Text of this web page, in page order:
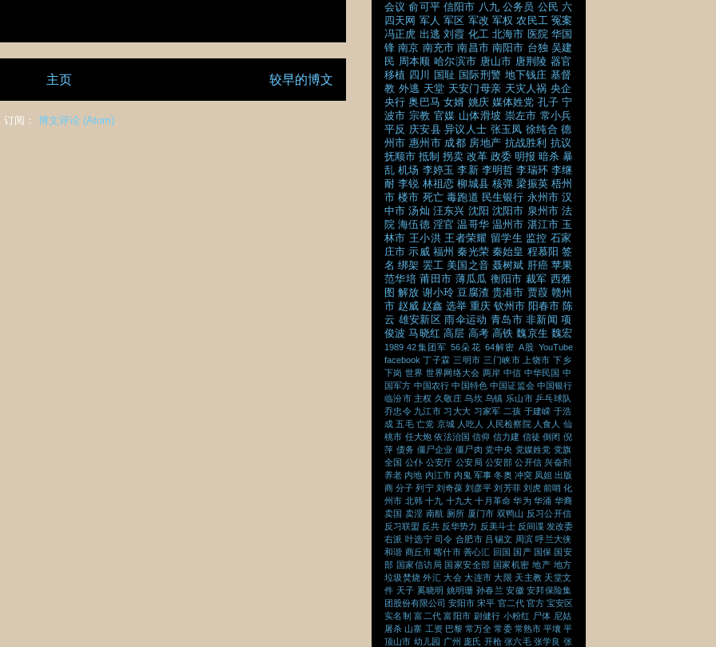
较早的博文
主页
订阅： 博文评论 (Atom)
会议 俞可平 信阳市 八九 公务员 公民 六
四天网 军人 军区 军改 军权 农民工 冤案
冯正虎 出逃 刘霞 化工 北海市 医院 华国
锋 南京 南充市 南昌市 南阳市 台独 吴建
民 周本顺 哈尔滨市 唐山市 唐荆陵 器官
移植 四川 国耻 国际刑警 地下钱庄 基督
教 外逃 天堂 天安门母亲 天灾人祸 央企
央行 奥巴马 女婿 姚庆 媒体姓党 孔子 宁
波市 宗教 官媒 山体滑坡 崇左市 常小兵
平反 庆安县 异议人士 张玉凤 徐纯合 德
州市 惠州市 成都 房地产 抗战胜利 抗议
抚顺市 抵制 拐卖 改革 政委 明报 暗杀 暴
乱 机场 李婷玉 李新 李明哲 李瑞环 李继
耐 李锐 林祖恋 柳城县 核弹 梁振英 梧州
市 楼市 死亡 毒跑道 民生银行 永州市 汉
中市 汤灿 汪东兴 沈阳 沈阳市 泉州市 法
院 海伍德 淫官 温哥华 温州市 湛江市 玉
林市 王小洪 王者荣耀 留学生 监控 石家
庄市 示威 福州 秦光荣 秦始皇 程慕阳 签
名 绑架 罢工 美国之音 聂树斌 肝癌 苹果
范华培 莆田市 薄瓜瓜 衡阳市 裁军 西雅
图 解放 谢小玲 豆腐渣 贵港市 贾葭 赣州
市 赵威 赵鑫 选举 重庆 钦州市 阳春市 陈
云 雄安新区 雨伞运动 青岛市 非新闻 项
俊波 马晓红 高层 高考 高铁 魏京生 魏宏
1989 42集团军 56朵花 64解密 A股 YouTube
facebook 丁子霖 三明市 三门峡市 上饶市 下乡
下岗 世界 世界网络大会 两岸 中信 中华民国 中
国军方 中国农行 中国特色 中国证监会 中国银行
临汾市 主权 久敬庄 乌坎 乌镇 乐山市 乒乓球队
乔忠令 九江市 习大大 习家军 二孩 于建嵘 于浩
成 五毛 亡党 京城 人吃人 人民检察院 人食人 仙
桃市 任大炮 依法治国 信仰 信力建 信徒 倒闭 倪
萍 债务 僵尸企业 僵尸肉 党中央 党媒姓党 党旗
全国 公仆 公安厅 公安局 公安部 公开信 兴奋剂
养老 内地 内江市 内鬼 军事 冬奥 冲突 凤姐 出版
商 分子 列宁 刘奇葆 刘彦平 刘芳菲 刘虎 前哨 化
州市 北韩 十九 十九大 十月革命 华为 华涌 华裔
卖国 卖淫 南航 厕所 厦门市 双鸭山 反习公开信
反习联盟 反共 反华势力 反美斗士 反间谍 发改委
右派 叶选宁 司令 合肥市 吕锡文 周滨 呼兰大侠
和谐 商丘市 喀什市 善心汇 回国 国产 国保 国安
部 国家信访局 国家安全部 国家机密 地产 地方
垃圾焚烧 外汇 大会 大连市 大限 天主教 天堂文
件 天子 奚晓明 姚明珊 孙春兰 安徽 安邦保险集
团股份有限公司 安阳市 宋平 官二代 官方 宝安区
实名制 富二代 富阳市 尉健行 小粉红 尸体 尼姑
屠杀 山寨 工资 巴黎 常万全 常委 常熟市 平壤 平
顶山市 幼儿园 广州 庞氏 开枪 张六毛 张学良 张